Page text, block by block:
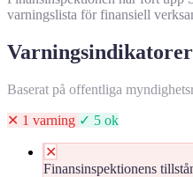
varningslista för finansiell
Varningsindikatorer
Baserat på offentliga
✕ 1 varning ✓ 5 ok
✕
Finansinspektionens